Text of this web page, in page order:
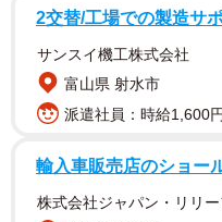
る、ほのかに甘くて香ば
産だけでなく、企業や学
も人気のお菓子です。
2交替/工場での製造サ
サンスイ機工株式会社
富山県 射水市
派遣社員：時給1,600
輸入車販売店のショー
株式会社ジャパン・リリー